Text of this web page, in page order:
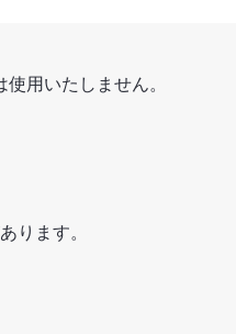
用いたしません。
ります。